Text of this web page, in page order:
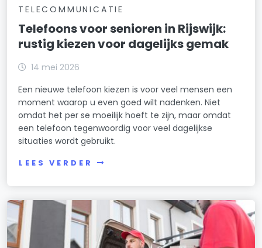
TELECOMMUNICATIE
Telefoons voor senioren in Rijswijk:
rustig kiezen voor dagelijks gemak
14 mei 2026
Een nieuwe telefoon kiezen is voor veel mensen een
moment waarop u even goed wilt nadenken. Niet
omdat het per se moeilijk hoeft te zijn, maar omdat
een telefoon tegenwoordig voor veel dagelijkse
situaties wordt gebruikt.
LEES VERDER